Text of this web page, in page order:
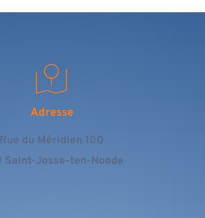
Adresse
Rue du Méridien 100
Saint-Josse-ten-Noode